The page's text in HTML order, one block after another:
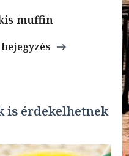
muffin
is érdekelhetnek